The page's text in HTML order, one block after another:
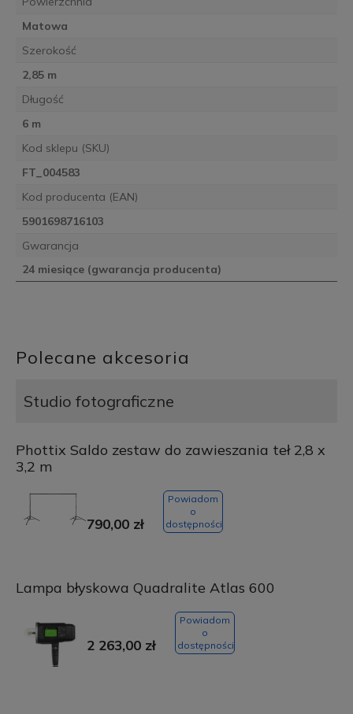
Matowa
Szerokość
2,85 m
Długość
6 m
Kod sklepu (SKU)
FT_004583
Kod producenta (EAN)
5901698716103
Gwarancja
24 miesiące (gwarancja producenta)
Polecane akcesoria
Studio fotograficzne
Phottix Saldo zestaw do zawieszania teł 2,8 x
3,2 m
790,00 zł
Powiadom
o
dostępności
Lampa błyskowa Quadralite Atlas 600
2 263,00 zł
Powiadom
o
dostępności